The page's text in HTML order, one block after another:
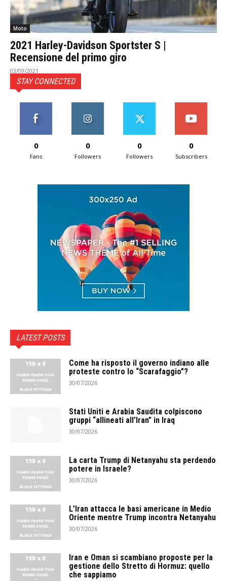
Moto
2021 Harley-Davidson Sportster S |
Recensione del primo giro
03/09/2021
STAY CONNECTED
0
Fans
0
Followers
0
Followers
0
Subscribers
LATEST POSTS
Come ha risposto il governo indiano alle
proteste contro lo “Scarafaggio”?
30/07/2026
Stati Uniti e Arabia Saudita colpiscono
gruppi “allineati all’Iran” in Iraq
30/07/2026
La carta Trump di Netanyahu sta perdendo
potere in Israele?
30/07/2026
L’Iran attacca le basi americane in Medio
Oriente mentre Trump incontra Netanyahu
30/07/2026
Iran e Oman si scambiano proposte per la
gestione dello Stretto di Hormuz: quello
che sappiamo